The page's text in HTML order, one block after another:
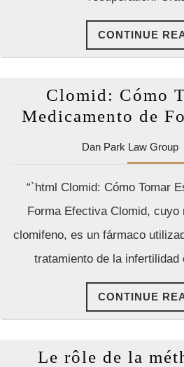
CONTINUE
Clomid: Cómo
Medicamento de
Dan Park Law Group
“`html Clomid: Cómo Tomar
Forma Efectiva Clomid, cuyo
clomifeno, es un fármaco
tratamiento de la infertilidad
CONTINUE
Le rôle de la